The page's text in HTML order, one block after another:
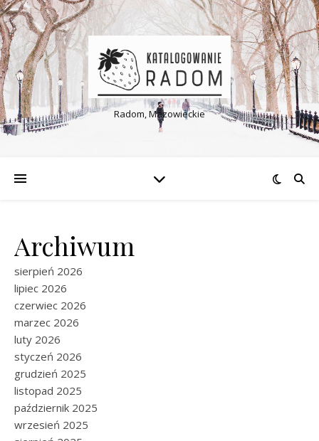
Radom, Mazowieckie
Archiwum
sierpień 2026
lipiec 2026
czerwiec 2026
marzec 2026
luty 2026
styczeń 2026
grudzień 2025
listopad 2025
październik 2025
wrzesień 2025